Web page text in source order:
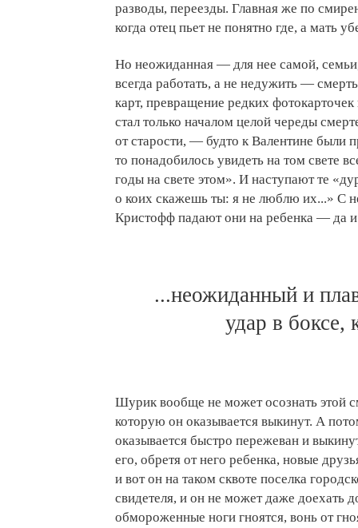
разводы, переезды. Главная же по
когда отец пьет не понятно где, а мать
Но неожиданная — для нее самой,
всегда работать, а не недужить —
карт, превращение редких
стал только началом целой череды
от старости, — будто к Валентине были
то понадобилось увидеть на том свете
годы на свете этом». И наступают те
о коих скажешь ты: я не люблю их...» С
Кристофф падают они на ребенка — да и
...неожиданный и
удар в боксе,
Шурик вообще не может осознать этой
которую он оказывается выкинут. А
оказывается быстро пережеван и
его, обретя от него ребенка, новые
и вот он на таком сквоте поселка
свидетеля, и он не может даже доехать
обмороженные ноги гноятся, вонь от